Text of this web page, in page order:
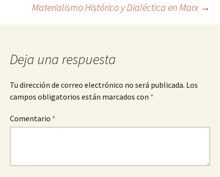
Materialismo Histórico y Dialéctica en Marx →
Deja una respuesta
Tu dirección de correo electrónico no será publicada. Los
campos obligatorios están marcados con *
Comentario *